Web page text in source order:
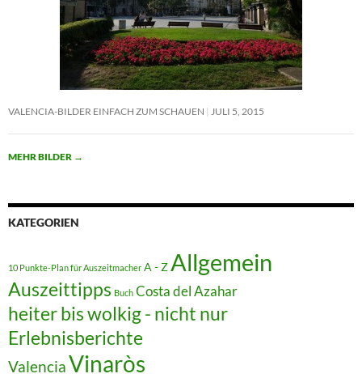
VALENCIA-BILDER EINFACH ZUM SCHAUEN JULI 5, 2015
MEHR BILDER →
KATEGORIEN
10 Punkte-Plan für Auszeitmacher A - Z Allgemein
Auszeittipps Buch Costa del Azahar
heiter bis wolkig - nicht nur
Erlebnisberichte
ValenciaVinaròs